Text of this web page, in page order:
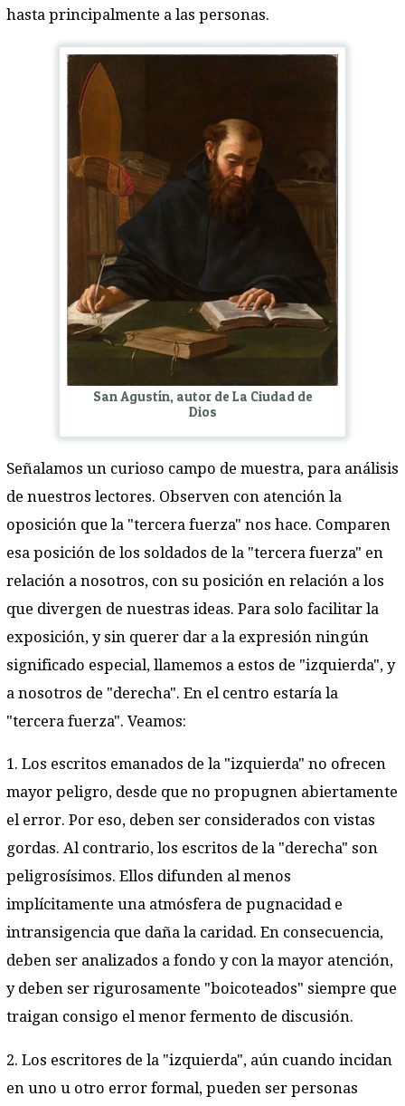
hasta principalmente a las personas.
San Agustín, autor de La Ciudad de
Dios
Señalamos un curioso campo de muestra, para análisis
de nuestros lectores. Observen con atención la
oposición que la "tercera fuerza" nos hace. Comparen
esa posición de los soldados de la "tercera fuerza" en
relación a nosotros, con su posición en relación a los
que divergen de nuestras ideas. Para solo facilitar la
exposición, y sin querer dar a la expresión ningún
significado especial, llamemos a estos de "izquierda", y
a nosotros de "derecha". En el centro estaría la
"tercera fuerza". Veamos:
1. Los escritos emanados de la "izquierda" no ofrecen
mayor peligro, desde que no propugnen abiertamente
el error. Por eso, deben ser considerados con vistas
gordas. Al contrario, los escritos de la "derecha" son
peligrosísimos. Ellos difunden al menos
implícitamente una atmósfera de pugnacidad e
intransigencia que daña la caridad. En consecuencia,
deben ser analizados a fondo y con la mayor atención,
y deben ser rigurosamente "boicoteados" siempre que
traigan consigo el menor fermento de discusión.
2. Los escritores de la "izquierda", aún cuando incidan
en uno u otro error formal, pueden ser personas